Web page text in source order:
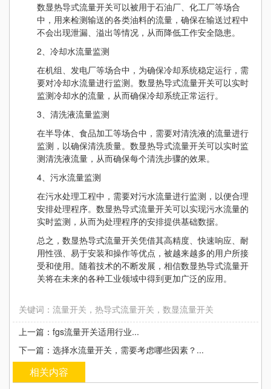
数显热导式流量开关可以被用于石油厂、化工厂等场合
中，用来检测输送的各类油料的流量，确保在输送过程中
不会出现泄漏、溢出等情况，从而降低工作安全隐患。
2、冷却水流量监测
在机组、发电厂等场合中，为确保冷却系统稳定运行，需
要对冷却水流量进行监测。数显热导式流量开关可以实时
监测冷却水的流量，从而确保冷却系统正常运行。
3、清洗液流量监测
在半导体、食品加工等场合中，需要对清洗液的流量进行
监测，以确保清洗质量。数显热导式流量开关可以实时监
测清洗液流量，从而确保每个清洗步骤的效果。
4、污水流量监测
在污水处理工程中，需要对污水流量进行监测，以便合理
安排处理程序。数显热导式流量开关可以实现污水流量的
实时监测，从而为处理程序的安排提供基础数据。
总之，数显热导式流量开关凭借其高精度、快速响应、耐
用性强、易于安装和操作等优点，被越来越多的用户所接
受和使用。随着技术的不断发展，相信数显热导式流量开
关将在未来的各种工业领域中得到更加广泛的应用。
关键词：流量开关，热导式流量开关，数显流量开关
上一篇：fgs流量开关适用行业...
下一篇：选择水流量开关，需要考虑哪些因素？...
相关内容